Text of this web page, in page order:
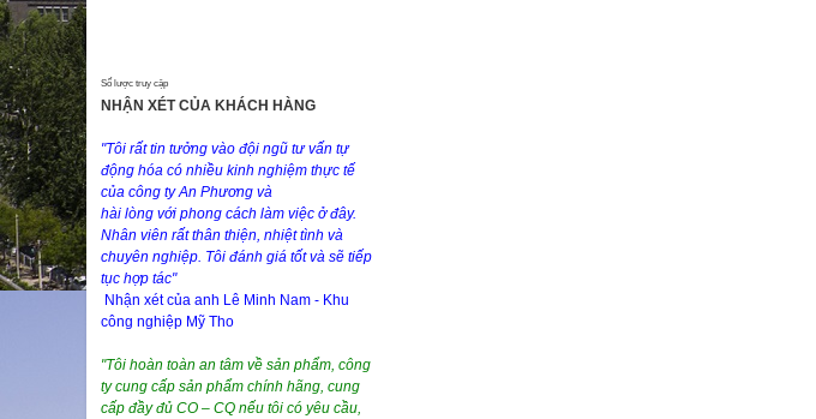
Số lược truy cập
NHẬN XÉT CỦA KHÁCH HÀNG
"Tôi rất tin tưởng vào đội ngũ tư vấn tự
động hóa có nhiều kinh nghiệm thực tế
của công ty An Phương và
hài lòng với phong cách làm việc ở đây.
Nhân viên rất thân thiện, nhiệt tình và
chuyên nghiệp. Tôi đánh giá tốt và sẽ tiếp
tục hợp tác"
Nhận xét của anh Lê Minh Nam - Khu
công nghiệp Mỹ Tho
"Tôi hoàn toàn an tâm về sản phẩm, công
ty cung cấp sản phẩm chính hãng, cung
cấp đầy đủ CO – CQ nếu tôi có yêu cầu,